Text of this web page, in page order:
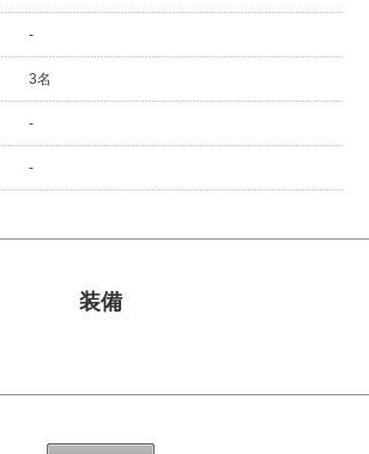
-
3名
-
-
装備